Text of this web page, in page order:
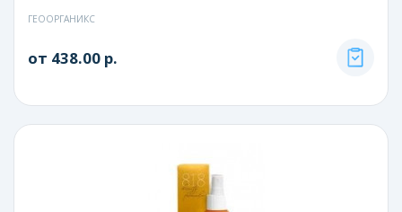
ГЕООРГАНИКС
от 438.00 р.